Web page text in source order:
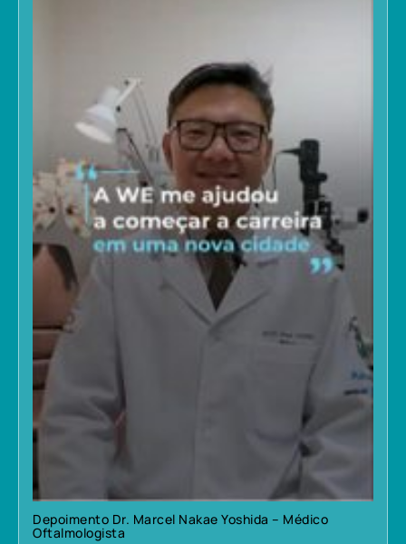
Depoimento Dr. Marcel Nakae Yoshida – Médico
Oftalmologista